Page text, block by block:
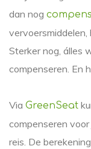
dan nog
vervoersmiddelen,
Sterker nog, álles
compenseren. En
Via GreenSeat
compenseren
reis. De